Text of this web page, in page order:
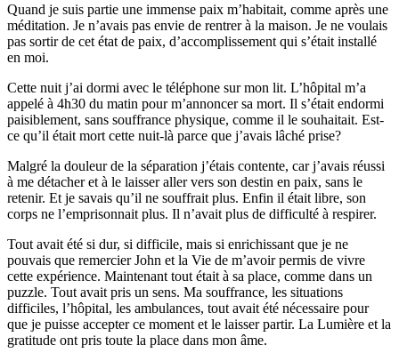
Quand je suis partie une immense paix m’habitait, comme après une
méditation. Je n’avais pas envie de rentrer à la maison. Je ne voulais
pas sortir de cet état de paix, d’accomplissement qui s’était installé
en moi.
Cette nuit j’ai dormi avec le téléphone sur mon lit. L’hôpital m’a
appelé à 4h30 du matin pour m’annoncer sa mort. Il s’était endormi
paisiblement, sans souffrance physique, comme il le souhaitait. Est-
ce qu’il était mort cette nuit-là parce que j’avais lâché prise?
Malgré la douleur de la séparation j’étais contente, car j’avais réussi
à me détacher et à le laisser aller vers son destin en paix, sans le
retenir. Et je savais qu’il ne souffrait plus. Enfin il était libre, son
corps ne l’emprisonnait plus. Il n’avait plus de difficulté à respirer.
Tout avait été si dur, si difficile, mais si enrichissant que je ne
pouvais que remercier John et la Vie de m’avoir permis de vivre
cette expérience. Maintenant tout était à sa place, comme dans un
puzzle. Tout avait pris un sens. Ma souffrance, les situations
difficiles, l’hôpital, les ambulances, tout avait été nécessaire pour
que je puisse accepter ce moment et le laisser partir. La Lumière et la
gratitude ont pris toute la place dans mon âme.